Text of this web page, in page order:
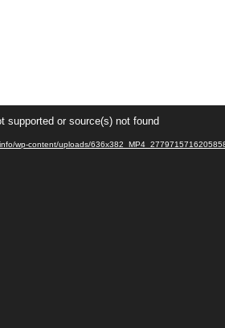
supported or source(s) not found
wp-content/uploads/